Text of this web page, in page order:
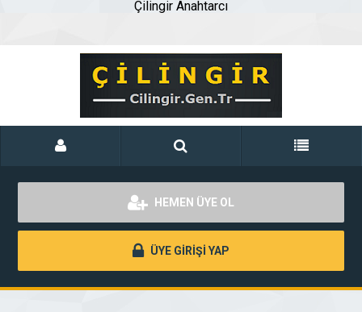
Çilingir Anahtarcı
HEMEN ÜYE OL
ÜYE GİRİŞİ YAP